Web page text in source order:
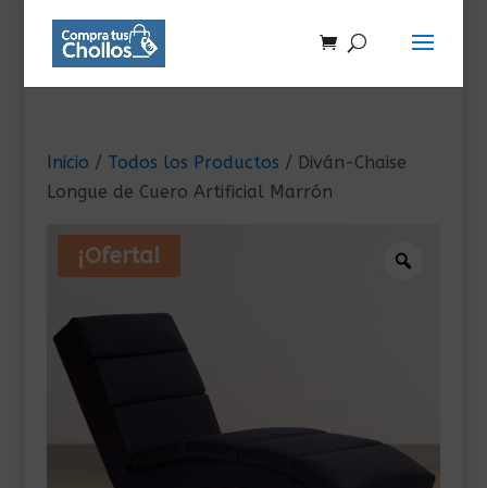
Inicio / Todos los Productos / Diván-Chaise
Longue de Cuero Artificial Marrón
¡Oferta!